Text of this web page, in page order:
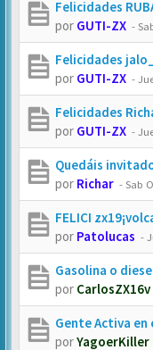
Felicidades
por GUTI-ZX -
Felicidades
por GUTI-ZX -
Felicidades
por GUTI-ZX -
Quedáis
por Richar -Sab
FELICI
por Patolucas -
Gasolina o
por CarlosZX16v
Gente Activa en
porYagoerKiller